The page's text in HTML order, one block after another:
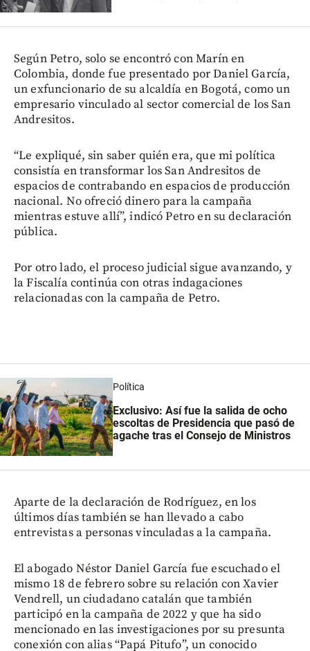
Según Petro, solo se encontró con Marín en
Colombia, donde fue presentado por Daniel García,
un exfuncionario de su alcaldía en Bogotá, como un
empresario vinculado al sector comercial de los San
Andresitos.
“Le expliqué, sin saber quién era, que mi política
consistía en transformar los San Andresitos de
espacios de contrabando en espacios de producción
nacional. No ofreció dinero para la campaña
mientras estuve allí”, indicó Petro en su declaración
pública.
Por otro lado, el proceso judicial sigue avanzando, y
la Fiscalía continúa con otras indagaciones
relacionadas con la campaña de Petro.
Política
Exclusivo: Así fue la salida de ocho
escoltas de Presidencia que pasó de
agache tras el Consejo de Ministros
Aparte de la declaración de Rodríguez, en los
últimos días también se han llevado a cabo
entrevistas a personas vinculadas a la campaña.
El abogado Néstor Daniel García fue escuchado el
mismo 18 de febrero sobre su relación con Xavier
Vendrell, un ciudadano catalán que también
participó en la campaña de 2022 y que ha sido
mencionado en las investigaciones por su presunta
conexión con alias “Papá Pitufo”, un conocido